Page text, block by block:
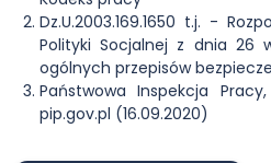
Dz.U.2003.169.1650 t.j. -
Polityki Socjalnej z dnia 26
ogólnych przepisów
Państwowa Inspekcja
pip.gov.pl (16.09.2020)